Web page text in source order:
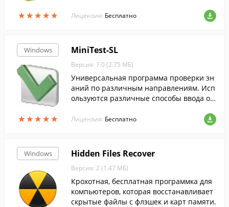
★★★★★
★★★★★
олняет оптимизацию реестра до загрузк
Лицензия: Бесплатно
Windows
★★★★★
★★★★★
MiniTest-SL
Версия: 7.0 (2.75 МБ)
Универсальная программа проверки зн
аний по различным направлениям. Исп
ользуются различные способы ввода от
атов тестирования по заданным шаблон
Лицензия: Бесплатно
Windows Hidden Files Recover
Версия: 2 (1.47 МБ)
Крохотная, бесплатная программка для
компьютеров, которая восстанавливает
скрытые файлы с флэшек и карт памяти.